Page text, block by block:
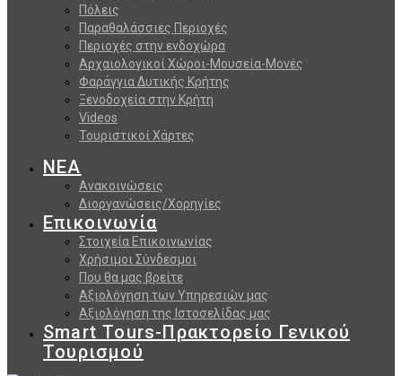
Πόλεις
Παραθαλάσσιες Περιοχές
Περιοχές στην ενδοχώρα
Αρχαιολογικοί Χώροι-Μουσεία-Μονές
Φαράγγια Δυτικής Κρήτης
Ξενοδοχεία στην Κρήτη
Videos
Τουριστικοί Χάρτες
ΝΕΑ
Ανακοινώσεις
Διοργανώσεις/Χορηγίες
Επικοινωνία
Στοιχεία Επικοινωνίας
Χρήσιμοι Σύνδεσμοι
Που θα μας βρείτε
Αξιολόγηση των Υπηρεσιών μας
Αξιολόγηση της Ιστοσελίδας μας
Smart Tours-Πρακτορείο Γενικού
Τουρισμού